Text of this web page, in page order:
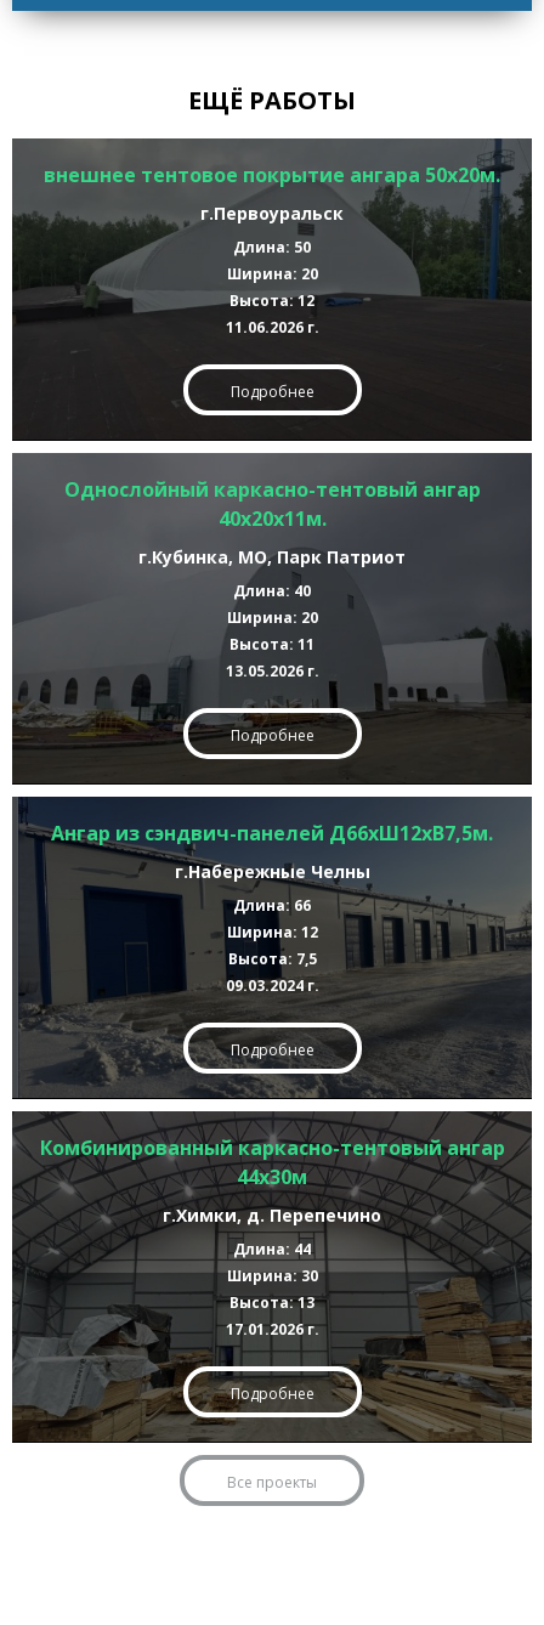
ЕЩЁ РАБОТЫ
внешнее тентовое покрытие ангара 50х20м.
г.Первоуральск
Длина: 50
Ширина: 20
Высота: 12
11.06.2026 г.
Подробнее
Однослойный каркасно-тентовый ангар
40х20х11м.
г.Кубинка, МО, Парк Патриот
Длина: 40
Ширина: 20
Высота: 11
13.05.2026 г.
Подробнее
Ангар из сэндвич-панелей Д66хШ12хВ7,5м.
г.Набережные Челны
Длина: 66
Ширина: 12
Высота: 7,5
09.03.2024 г.
Подробнее
Комбинированный каркасно-тентовый ангар
44х30м
г.Химки, д. Перепечино
Длина: 44
Ширина: 30
Высота: 13
17.01.2026 г.
Подробнее
Все проекты